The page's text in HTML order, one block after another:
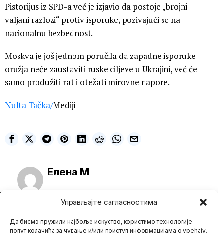
Управљајте сагласностима
Да бисмо пружили најбоље искуство, користимо технологије
попут колачића за чување и/или приступ информацијама о уређају.
Pistorijus iz SPD-a već je izjavio da postoje „brojni
valjani razlozi“ protiv isporuke, pozivajući se na
nacionalnu bezbednost.
Moskva je još jednom poručila da zapadne isporuke
oružja neće zaustaviti ruske ciljeve u Ukrajini, već će
samo produžiti rat i otežati mirovne napore.
Nulta Tačka/Mediji
Елена M
lobirala da migranti i
LGBT ličnosti budu na